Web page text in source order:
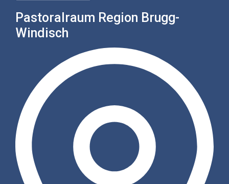
Pastoralraum Region Brugg-
Windisch